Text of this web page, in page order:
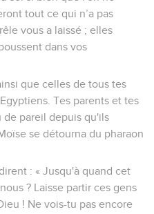
tout ce qui n’a pas
vous a laissé ; elles
dans vos
que celles de tous tes
Tes parents et tes
de pareil depuis qu'ils
se détourna du pharaon
: « Jusqu'à quand cet
? Laisse partir ces gens
! Ne vois-tu pas encore